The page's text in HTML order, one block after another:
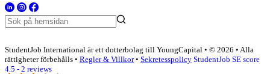
StudentJob International är ett dotterbolag till YoungCapital • © 2026 • Alla
rättigheter förbehålls • Regler & Villkor• Sekretesspolicy StudentJob SE score
4.5 - 2 reviews